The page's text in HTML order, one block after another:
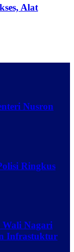
Alat
Nusron
Ringkus
Wali Nagari
Infrastuktur